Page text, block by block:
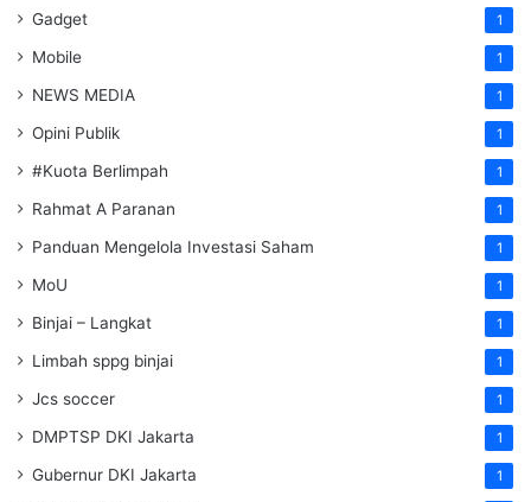
Gadget 1
Mobile 1
NEWS MEDIA 1
Opini Publik 1
#Kuota Berlimpah 1
Rahmat A Paranan 1
Panduan Mengelola Investasi Saham 1
MoU 1
Binjai – Langkat 1
Limbah sppg binjai 1
Jcs soccer 1
DMPTSP DKI Jakarta 1
Gubernur DKI Jakarta 1